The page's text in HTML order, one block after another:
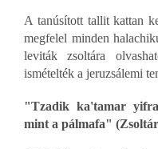
A tanúsított tallit kattan
megfelel minden
leviták zsoltára
ismételték a jeruzsálemi
"Tzadik ka'tamar
mint a pálmafa"